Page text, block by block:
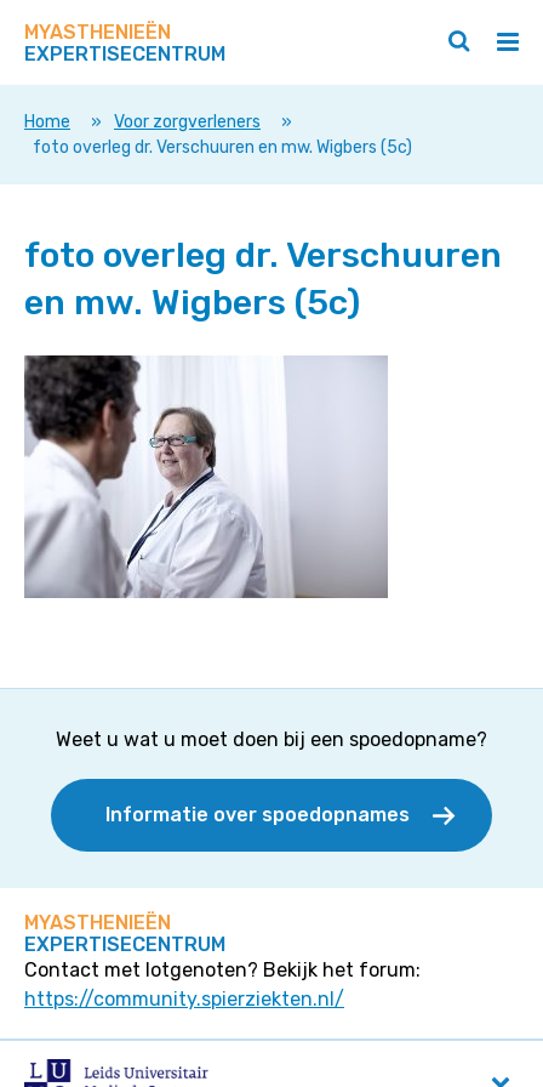
direct
op
deze
MYASTHENIEËN
EXPERTISECENTRUM
/
Zoeken
/
Home » Voor zorgverleners
»
foto overleg dr. Verschuuren en mw. Wigbers (5c)
foto overleg dr. Verschuuren
en mw. Wigbers (5c)
Weet u wat u moet doen bij een spoedopname?
Informatie over spoedopnames
MYASTHENIEËN
EXPERTISECENTRUM
Contact met lotgenoten? Bekijk het forum:
https://community.spierziekten.nl/